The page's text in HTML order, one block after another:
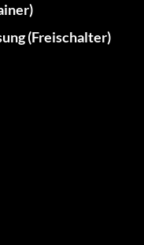
(Freischalter)